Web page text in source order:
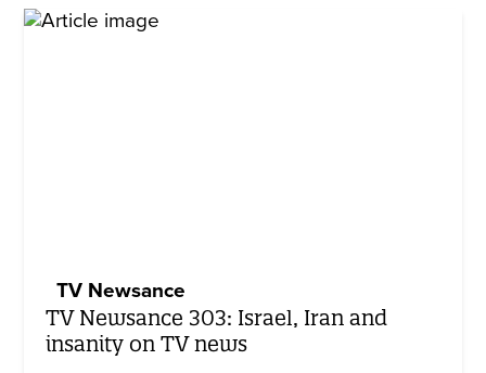
TV Newsance
TV Newsance 303: Israel, Iran and
insanity on TV news